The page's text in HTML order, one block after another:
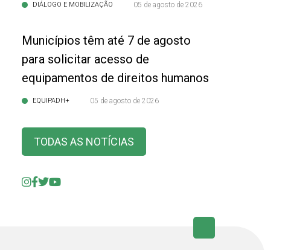
DIÁLOGO E MOBILIZAÇÃO 05 de agosto de 2026
Municípios têm até 7 de agosto
para solicitar acesso de
equipamentos de direitos humanos
EQUIPADH+ 05 de agosto de 2026
TODAS AS NOTÍCIAS